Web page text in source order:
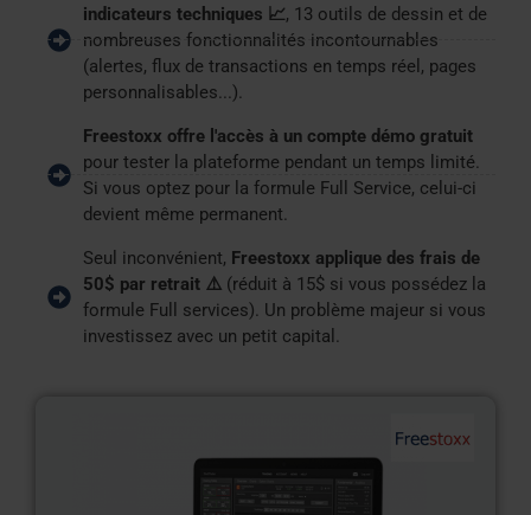
indicateurs techniques 📈, 13 outils de dessin et de
nombreuses fonctionnalités incontournables
(alertes, flux de transactions en temps réel, pages
personnalisables...).
Freestoxx offre l'accès à un compte démo gratuit
pour tester la plateforme pendant un temps limité.
Si vous optez pour la formule Full Service, celui-ci
devient même permanent.
Seul inconvénient, Freestoxx applique des frais de
50$ par retrait ⚠️ (réduit à 15$ si vous possédez la
formule Full services). Un problème majeur si vous
investissez avec un petit capital.